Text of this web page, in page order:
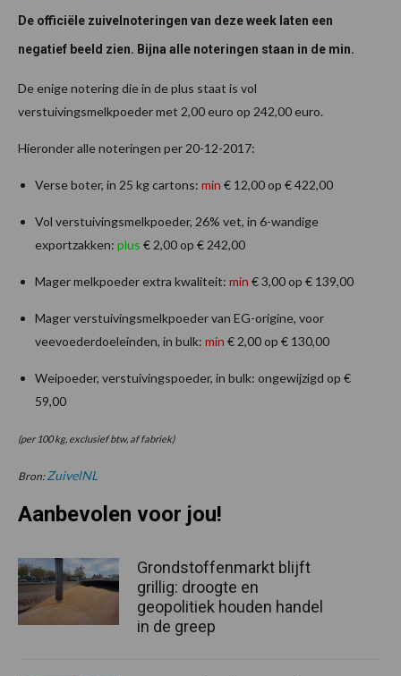
De officiële zuivelnoteringen van deze week laten een
negatief beeld zien. Bijna alle noteringen staan in de min.
De enige notering die in de plus staat is vol
verstuivingsmelkpoeder met 2,00 euro op 242,00 euro.
Hieronder alle noteringen per 20-12-2017:
Verse boter, in 25 kg cartons: min € 12,00 op € 422,00
Vol verstuivingsmelkpoeder, 26% vet, in 6-wandige
exportzakken: plus € 2,00 op € 242,00
Mager melkpoeder extra kwaliteit: min € 3,00 op € 139,00
Mager verstuivingsmelkpoeder van EG-origine, voor
veevoederdoeleinden, in bulk: min € 2,00 op € 130,00
Weipoeder, verstuivingspoeder, in bulk: ongewijzigd op €
59,00
(per 100 kg, exclusief btw, af fabriek)
Bron:ZuivelNL
Aanbevolen voor jou!
Grondstoffenmarkt blijft
grillig: droogte en
geopolitiek houden handel
in de greep